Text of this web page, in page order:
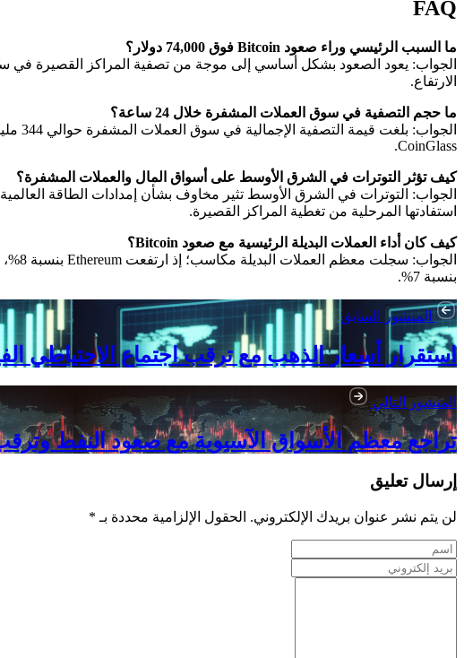
FAQ
ما السبب الرئيسي وراء صعود Bitcoin فوق 74,000 دولار؟
الجواب: يعود الصعود بشكل أساسي إلى موجة من تصفية المراكز القصيرة في
الارتفاع.
ما حجم التصفية في سوق العملات المشفرة خلال 24 ساعة؟
CoinGlass.
كيف تؤثر التوترات في الشرق الأوسط على أسواق المال والعملات المشفرة؟
الجواب: التوترات في الشرق الأوسط تثير مخاوف بشأن إمدادات الطاقة
استفادتها المرحلية من تغطية المراكز القصيرة.
كيف كان أداء العملات البديلة الرئيسية مع صعود Bitcoin؟
بنسبة 7%.
المنشور السابق
استقرار أسعار الذهب مع ترقب اجتماع الاحتياطي
المنشور التالي
تراجع معظم الأسواق الآسيوية مع صعود النفط
إرسال تعليق
لن يتم نشر عنوان بريدك الإلكتروني. الحقول الإلزامية محددة بـ *